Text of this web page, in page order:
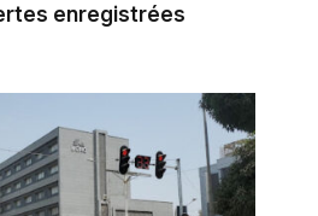
enregistrées